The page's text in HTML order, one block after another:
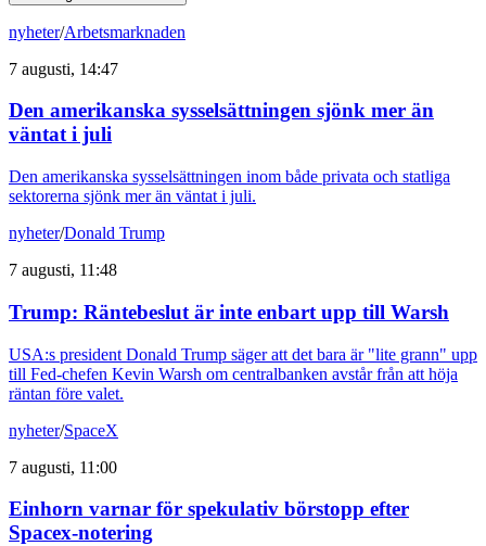
nyheter/Arbetsmarknaden
7 augusti, 14:47
Den amerikanska sysselsättningen sjönk mer än
väntat i juli
Den amerikanska sysselsättningen inom både privata och statliga
sektorerna sjönk mer än väntat i juli.
nyheter/Donald Trump
7 augusti, 11:48
Trump: Räntebeslut är inte enbart upp till Warsh
USA:s president Donald Trump säger att det bara är "lite grann" upp
till Fed-chefen Kevin Warsh om centralbanken avstår från att höja
räntan före valet.
nyheter/SpaceX
7 augusti, 11:00
Einhorn varnar för spekulativ börstopp efter
Spacex-notering